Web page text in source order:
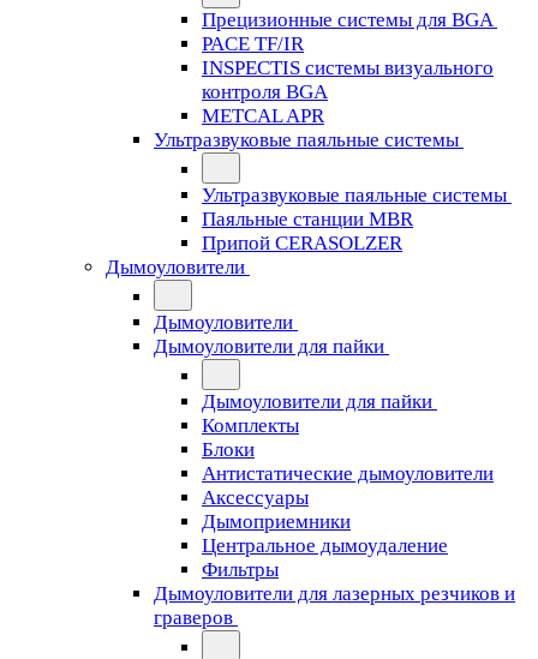
Прецизионные системы для BGA
PACE TF/IR
INSPECTIS системы визуального
контроля BGA
METCAL APR
Ультразвуковые паяльные системы
Ультразвуковые паяльные системы
Паяльные станции MBR
Припой CERASOLZER
Дымоуловители
Дымоуловители
Дымоуловители для пайки
Дымоуловители для пайки
Комплекты
Блоки
Антистатические дымоуловители
Аксессуары
Дымоприемники
Центральное дымоудаление
Фильтры
Дымоуловители для лазерных резчиков и
граверов